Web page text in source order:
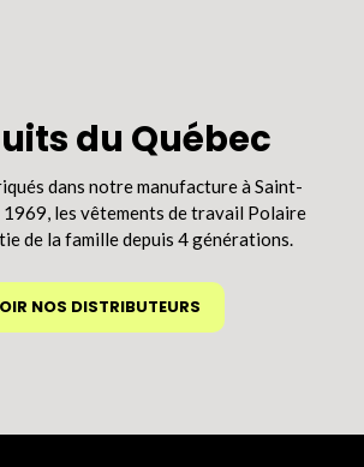
du Québec
dans notre manufacture à Saint-
1969, les vêtements de travail Polaire
de la famille depuis 4 générations.
NOS DISTRIBUTEURS